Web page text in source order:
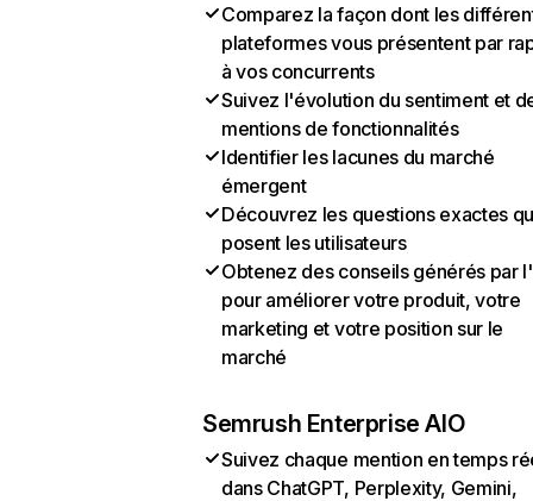
Comparez la façon dont les
plateformes vous présentent par
à vos concurrents
Suivez l'évolution du sentiment et
mentions de fonctionnalités
Identifier les lacunes du marché
émergent
Découvrez les questions exactes
posent les utilisateurs
Obtenez des conseils générés par
pour améliorer votre produit, votre
marketing et votre position sur le
marché
Semrush Enterprise AIO
Suivez chaque mention en temps
dans ChatGPT, Perplexity, Gemini,